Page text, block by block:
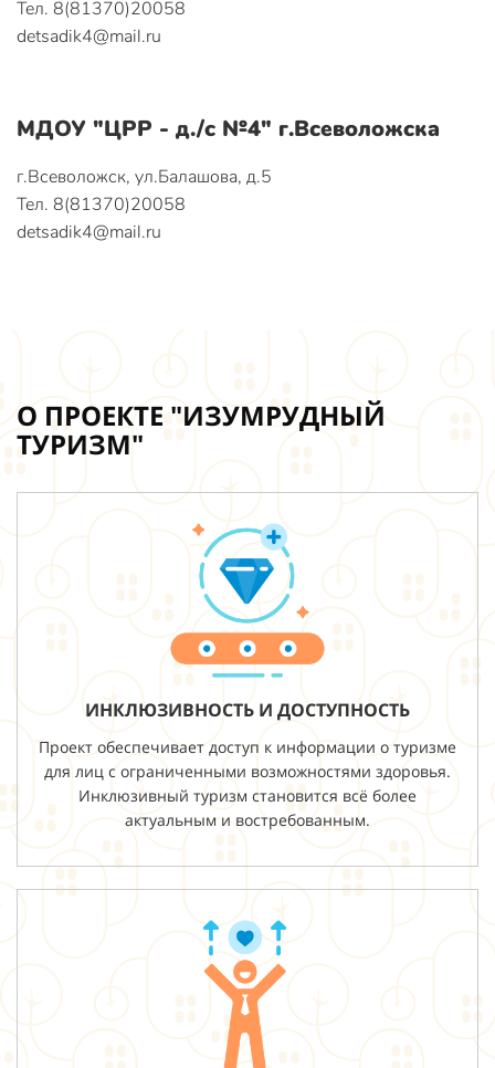
Тел. 8(81370)20058
detsadik4@mail.ru
МДОУ "ЦРР - д./с №4" г.Всеволожска
г.Всеволожск, ул.Балашова, д.5
Тел. 8(81370)20058
detsadik4@mail.ru
О ПРОЕКТЕ "ИЗУМРУДНЫЙ
ТУРИЗМ"
ИНКЛЮЗИВНОСТЬ И ДОСТУПНОСТЬ
Проект обеспечивает доступ к информации о туризме
для лиц с ограниченными возможностями здоровья.
Инклюзивный туризм становится всё более
актуальным и востребованным.